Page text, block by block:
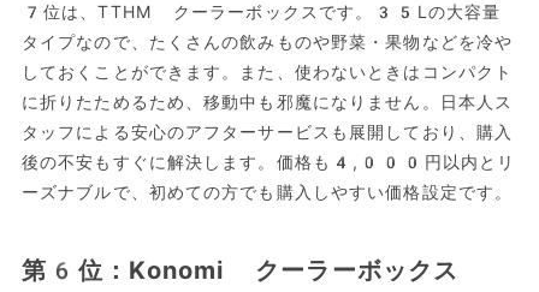
7位は、TTHM クーラーボックスです。35Lの大容量
タイプなので、たくさんの飲みものや野菜・果物などを冷や
しておくことができます。また、使わないときはコンパクト
に折りたためるため、移動中も邪魔になりません。日本人ス
タッフによる安心のアフターサービスも展開しており、購入
後の不安もすぐに解決します。価格も4,000円以内とリ
ーズナブルで、初めての方でも購入しやすい価格設定です。
第6位：Konomi クーラーボックス